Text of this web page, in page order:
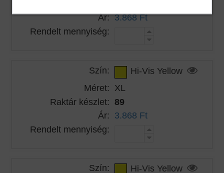
Ár: 3.868 Ft
Rendelt mennyiség:
Szín:
Hi-Vis Yellow
Méret: XL
Raktár készlet: 89
Ár: 3.868 Ft
Rendelt mennyiség:
Szín:
Hi-Vis Yellow